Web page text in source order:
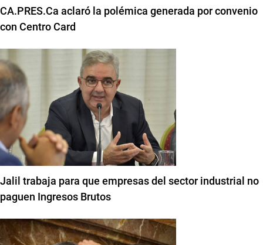
CA.PRES.Ca aclaró la polémica generada por convenio
con Centro Card
Jalil trabaja para que empresas del sector industrial no
paguen Ingresos Brutos